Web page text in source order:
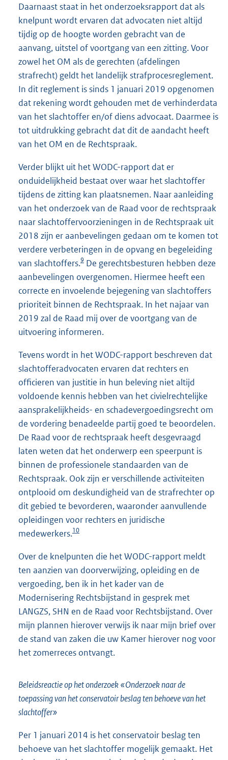
Daarnaast staat in het onderzoeksrapport dat als
knelpunt wordt ervaren dat advocaten niet altijd
tijdig op de hoogte worden gebracht van de
aanvang, uitstel of voortgang van een zitting. Voor
zowel het OM als de gerechten (afdelingen
strafrecht) geldt het landelijk strafprocesreglement.
In dit reglement is sinds 1 januari 2019 opgenomen
dat rekening wordt gehouden met de verhinderdata
van het slachtoffer en/of diens advocaat. Daarmee is
tot uitdrukking gebracht dat dit de aandacht heeft
van het OM en de Rechtspraak.
Verder blijkt uit het WODC-rapport dat er
onduidelijkheid bestaat over waar het slachtoffer
tijdens de zitting kan plaatsnemen. Naar aanleiding
van het onderzoek van de Raad voor de rechtspraak
naar slachtoffervoorzieningen in de Rechtspraak uit
2018 zijn er aanbevelingen gedaan om te komen tot
verdere verbeteringen in de opvang en begeleiding
van slachtoffers.9 De gerechtsbesturen hebben deze
aanbevelingen overgenomen. Hiermee heeft een
correcte en invoelende bejegening van slachtoffers
prioriteit binnen de Rechtspraak. In het najaar van
2019 zal de Raad mij over de voortgang van de
uitvoering informeren.
Tevens wordt in het WODC-rapport beschreven dat
slachtofferadvocaten ervaren dat rechters en
officieren van justitie in hun beleving niet altijd
voldoende kennis hebben van het civielrechtelijke
aansprakelijkheids- en schadevergoedingsrecht om
de vordering benadeelde partij goed te beoordelen.
De Raad voor de rechtspraak heeft desgevraagd
laten weten dat het onderwerp een speerpunt is
binnen de professionele standaarden van de
Rechtspraak. Ook zijn er verschillende activiteiten
ontplooid om deskundigheid van de strafrechter op
dit gebied te bevorderen, waaronder aanvullende
opleidingen voor rechters en juridische
medewerkers.10
Over de knelpunten die het WODC-rapport meldt
ten aanzien van doorverwijzing, opleiding en de
vergoeding, ben ik in het kader van de
Modernisering Rechtsbijstand in gesprek met
LANGZS, SHN en de Raad voor Rechtsbijstand. Over
mijn plannen hierover verwijs ik naar mijn brief over
de stand van zaken die uw Kamer hierover nog voor
het zomerreces ontvangt.
Beleidsreactie op het onderzoek «Onderzoek naar de
toepassing van het conservatoir beslag ten behoeve van het
slachtoffer»
Per 1 januari 2014 is het conservatoir beslag ten
behoeve van het slachtoffer mogelijk gemaakt. Het